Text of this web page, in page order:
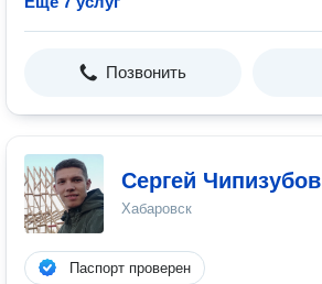
Позвонить
Сергей Чипизубов
Хабаровск
Паспорт проверен